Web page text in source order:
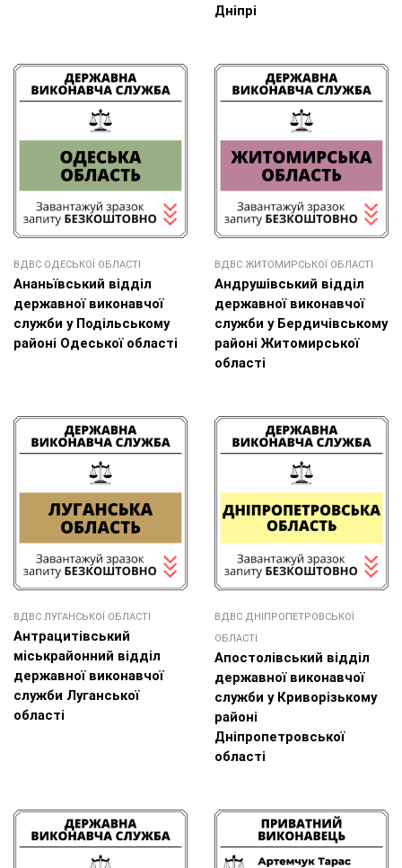
Дніпрі
ВДВС ОДЕСЬКОЇ ОБЛАСТІ
Ананьївський відділ
державної виконавчої
служби у Подільському
районі Одеської області
ВДВС ЖИТОМИРСЬКОЇ ОБЛАСТІ
Андрушівський відділ
державної виконавчої
служби у Бердичівському
районі Житомирської
області
ВДВС ЛУГАНСЬКОЇ ОБЛАСТІ
Антрацитівський
міськрайонний відділ
державної виконавчої
служби Луганської
області
ВДВС ДНІПРОПЕТРОВСЬКОЇ
ОБЛАСТІ
Апостолівський відділ
державної виконавчої
служби у Криворізькому
районі
Дніпропетровської
області